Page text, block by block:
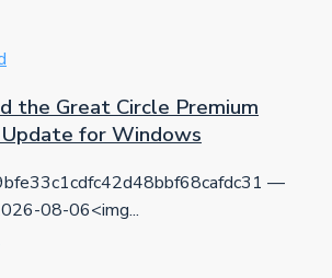
the Great Circle Premium
Update for Windows
—
08-06<img...